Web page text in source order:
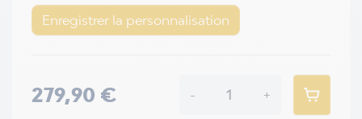
Enregistrer la personnalisation
279,90 € - +